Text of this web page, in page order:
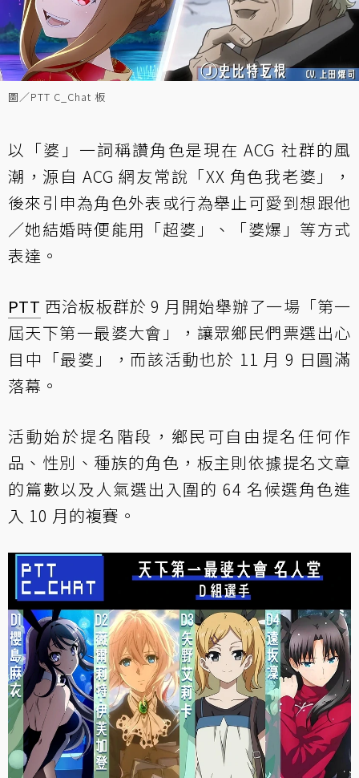
圖／PTT C_Chat 板
以「婆」一詞稱讚角色是現在 ACG 社群的風
潮，源自 ACG 網友常說「XX 角色我老婆」，
後來引申為角色外表或行為舉止可愛到想跟他
／她結婚時便能用「超婆」、「婆爆」等方式
表達。
PTT 西洽板板群於 9 月開始舉辦了一場「第一
屆天下第一最婆大會」，讓眾鄉民們票選出心
目中「最婆」，而該活動也於 11 月 9 日圓滿
落幕。
活動始於提名階段，鄉民可自由提名任何作
品、性別、種族的角色，板主則依據提名文章
的篇數以及人氣選出入圍的 64 名候選角色進
入 10 月的複賽。